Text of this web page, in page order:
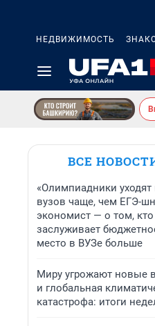
НЕДВИЖИМОСТЬ
ВСЕ
«Олимпиадники уходят
вузов чаще, чем ЕГЭ-
экономист — о том, кто
заслуживает
место в ВУЗе больше
Миру угрожают новые
и глобальная
катастрофа: итоги